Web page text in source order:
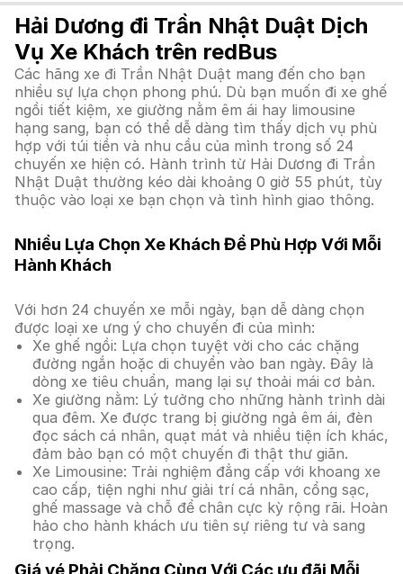
Hải Dương đi Trần Nhật Duật Dịch
Vụ Xe Khách trên redBus
Các hãng xe đi Trần Nhật Duật mang đến cho bạn
nhiều sự lựa chọn phong phú. Dù bạn muốn đi xe ghế
ngồi tiết kiệm, xe giường nằm êm ái hay limousine
hạng sang, bạn có thể dễ dàng tìm thấy dịch vụ phù
hợp với túi tiền và nhu cầu của mình trong số 24
chuyến xe hiện có. Hành trình từ Hải Dương đi Trần
Nhật Duật thường kéo dài khoảng 0 giờ 55 phút, tùy
thuộc vào loại xe bạn chọn và tình hình giao thông.
Nhiều Lựa Chọn Xe Khách Để Phù Hợp Với Mỗi
Hành Khách
Với hơn 24 chuyến xe mỗi ngày, bạn dễ dàng chọn
được loại xe ưng ý cho chuyến đi của mình:
Xe ghế ngồi: Lựa chọn tuyệt vời cho các chặng
đường ngắn hoặc di chuyển vào ban ngày. Đây là
dòng xe tiêu chuẩn, mang lại sự thoải mái cơ bản.
Xe giường nằm: Lý tưởng cho những hành trình dài
qua đêm. Xe được trang bị giường ngả êm ái, đèn
đọc sách cá nhân, quạt mát và nhiều tiện ích khác,
đảm bảo bạn có một chuyến đi thật thư giãn.
Xe Limousine: Trải nghiệm đẳng cấp với khoang xe
cao cấp, tiện nghi như giải trí cá nhân, cổng sạc,
ghế massage và chỗ để chân cực kỳ rộng rãi. Hoàn
hảo cho hành khách ưu tiên sự riêng tư và sang
trọng.